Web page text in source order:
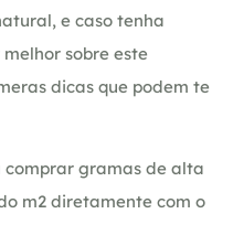
e caso tenha
sobre este
dicas que podem te
gramas de alta
m2 diretamente com o